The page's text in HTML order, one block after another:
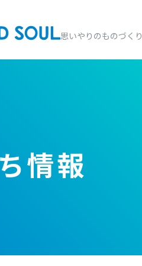
思いやりのものづくり
情報